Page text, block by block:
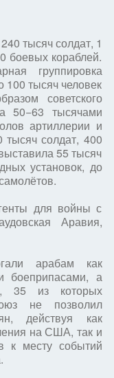
тысяч солдат, 1
боевых кораблей.
группировка
100 тысяч человек
советского
50−63 тысячами
артиллерии и
солдат, 400
55 тысяч
установок, до
для войны с
Аравия,
арабам как
боеприпасами, а
35 из которых
не позволил
действуя как
на США, так и
к месту событий